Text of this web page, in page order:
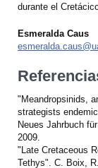
durante el
Esmeralda Caus
"Meandropsinids,
strategists
Neues Jahrbuch
2009.
"Late Cretaceous
Tethys". C. Boix,